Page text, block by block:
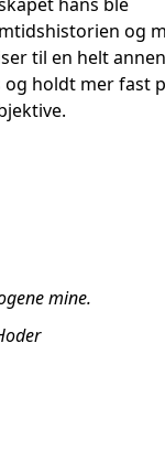
og
til en helt
holdt mer fast
mine.